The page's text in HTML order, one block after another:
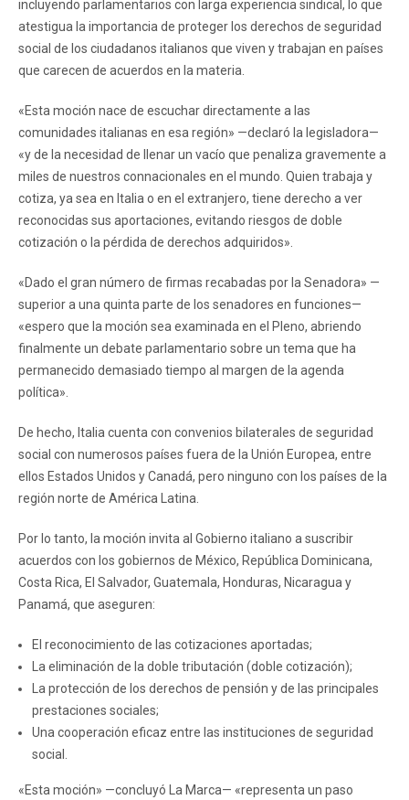
incluyendo parlamentarios con larga experiencia sindical, lo que
atestigua la importancia de proteger los derechos de seguridad
social de los ciudadanos italianos que viven y trabajan en países
que carecen de acuerdos en la materia.
«Esta moción nace de escuchar directamente a las
comunidades italianas en esa región» —declaró la legisladora—
«y de la necesidad de llenar un vacío que penaliza gravemente a
miles de nuestros connacionales en el mundo. Quien trabaja y
cotiza, ya sea en Italia o en el extranjero, tiene derecho a ver
reconocidas sus aportaciones, evitando riesgos de doble
cotización o la pérdida de derechos adquiridos».
«Dado el gran número de firmas recabadas por la Senadora» —
superior a una quinta parte de los senadores en funciones—
«espero que la moción sea examinada en el Pleno, abriendo
finalmente un debate parlamentario sobre un tema que ha
permanecido demasiado tiempo al margen de la agenda
política».
De hecho, Italia cuenta con convenios bilaterales de seguridad
social con numerosos países fuera de la Unión Europea, entre
ellos Estados Unidos y Canadá, pero ninguno con los países de la
región norte de América Latina.
Por lo tanto, la moción invita al Gobierno italiano a suscribir
acuerdos con los gobiernos de México, República Dominicana,
Costa Rica, El Salvador, Guatemala, Honduras, Nicaragua y
Panamá, que aseguren:
El reconocimiento de las cotizaciones aportadas;
La eliminación de la doble tributación (doble cotización);
La protección de los derechos de pensión y de las principales
prestaciones sociales;
Una cooperación eficaz entre las instituciones de seguridad
social.
«Esta moción» —concluyó La Marca— «representa un paso